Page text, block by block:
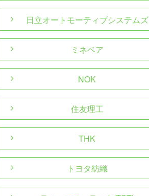
日立オートモーティブシステムズ
ミネベア
NOK
住友理工
THK
トヨタ紡織